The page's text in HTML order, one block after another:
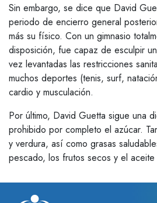
Sin embargo, se dice que David
periodo de encierro general
más su físico. Con un gimnasio
disposición, fue capaz de esculpir
vez levantadas las restricciones
muchos deportes (tenis, surf,
cardio y musculación.
Por último, David Guetta sigue una
prohibido por completo el azúcar.
y verdura, así como grasas
pescado, los frutos secos y el